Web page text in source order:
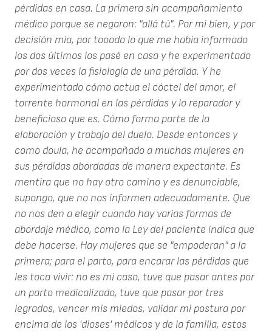
pérdidas en casa. La primera sin acompañamiento
médico porque se negaron: "allá tú". Por mi bien, y por
decisión mía, por tooodo lo que me había informado
los dos últimos los pasé en casa y he experimentado
por dos veces la fisiología de una pérdida. Y he
experimentado cómo actua el cóctel del amor, el
torrente hormonal en las pérdidas y lo reparador y
beneficioso que es. Cómo forma parte de la
elaboración y trabajo del duelo. Desde entonces y
como doula, he acompañado a muchas mujeres en
sus pérdidas abordadas de manera expectante. Es
mentira que no hay otro camino y es denunciable,
supongo, que no nos informen adecuadamente. Que
no nos den a elegir cuando hay varias formas de
abordaje médico, como la Ley del paciente indica que
debe hacerse. Hay mujeres que se "empoderan" a la
primera; para el parto, para encarar las pérdidas que
les toca vivir: no es mi caso, tuve que pasar antes por
un parto medicalizado, tuve que pasar por tres
legrados, vencer mis miedos, validar mi postura por
encima de los 'dioses' médicos y de la familia, estos